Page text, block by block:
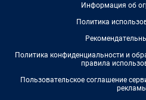
Информация об
Политика
Политика конфиденциальности и
правила
Пользовательское соглашение